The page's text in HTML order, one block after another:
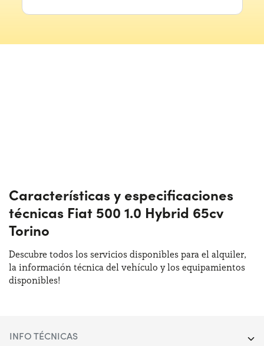
Características y especificaciones
técnicas Fiat 500 1.0 Hybrid 65cv
Torino
Descubre todos los servicios disponibles para el alquiler,
la información técnica del vehículo y los equipamientos
disponibles!
INFO TÉCNICAS